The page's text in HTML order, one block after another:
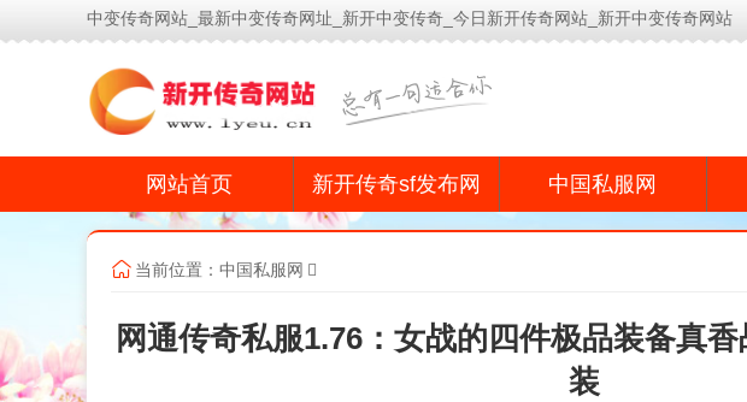
中变传奇网站_最新中变传奇网址_新开中变传奇_今日新开传奇网站_新开中变传奇网站
网站首页 新开传奇sf发布网 中国私服网
当前位置： 中国私服网
网通传奇私服1.76：女战的四件极品装备真
装